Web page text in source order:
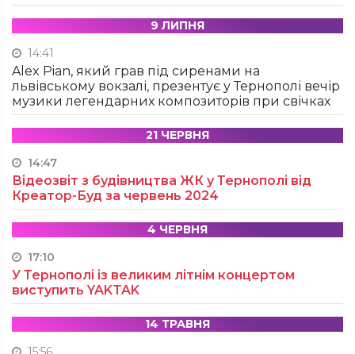
9 ЛИПНЯ
14:41
Alex Pian, який грав під сиренами на
львівському вокзалі, презентує у Тернополі вечір
музики легендарних композиторів при свічках
21 ЧЕРВНЯ
14:47
Відеозвіт з будівництва ЖК у Тернополі від
Креатор-Буд за червень 2024
4 ЧЕРВНЯ
17:10
У Тернополі із великим літнім концертом
виступить YAKTAK
14 ТРАВНЯ